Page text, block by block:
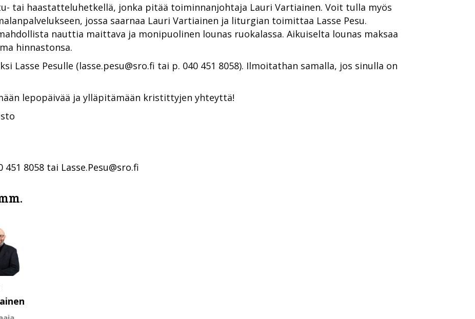
tai haastatteluhetkellä, jonka pitää toiminnanjohtaja Lauri Vartiainen. Voit tulla myös
jossa saarnaa Lauri Vartiainen ja liturgian toimittaa Lasse Pesu.
nauttia maittava ja monipuolinen lounas ruokalassa. Aikuiselta lounas maksaa
hinnastonsa.
Lasse Pesulle (lasse.pesu@sro.fi tai p. 040 451 8058). Ilmoitathan samalla, jos sinulla on
lepopäivää ja ylläpitämään kristittyjen yhteyttä!
451 8058 tai Lasse.Pesu@sro.fi